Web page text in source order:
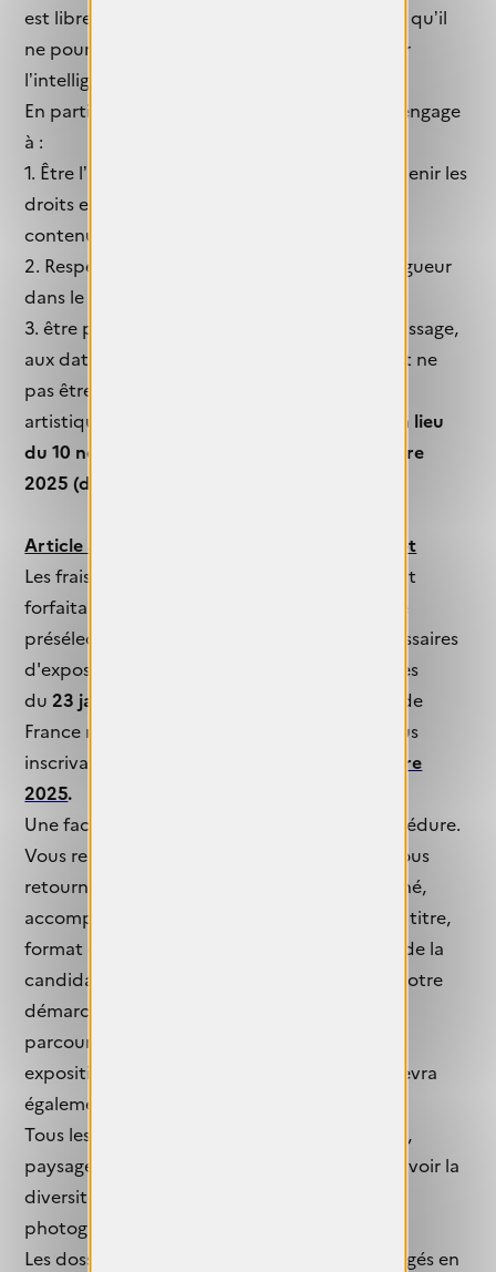
est libre. Le terme photographie sous-entend qu’il
ne pourra être proposé des images créées par
l’intelligence artificielle.
En participant à ce concours, la candidate s’engage
à :
1. Être l’auteure des œuvres présentées et détenir les
droits et les autorisations de diffusion sur son
contenu.
2. Respecter toutes les règlementations en vigueur
dans le pays et le lieu de prise de vue.
3. être présente lors de l’accrochage, du vernissage,
aux dates de l’exposition et du décrochage et ne
pas être engagée dans un autre événement
artistique pendant Objectif
FEMMES qui aura lieu
du 10 novembre (accrochage) au 23 novembre
2025 (décrochage).
Article 3 : Inscriptions et date limite de dépôt
Les frais d'inscription sont de 40€, ce montant
forfaitaire comprend les frais de dossier et de
présélection des candidatures par les commissaires
d'exposition. Vos candidatures seront admises
du23 janvier au 22 avril 2025
minuit (heure de
France métropolitaine) et uniquement en vous
inscrivant via cette
Procédure de Candidature
2025.
Une facture vous sera délivrée durant la procédure.
Vous recevrez un dossier de candidature à nous
retourner par e-mail dûment renseigné et signé,
accompagné de dix (10) photographies (avec titre,
format et date de réalisation), faisant l'objet de la
candidature, et d’un texte d’explication sur votre
démarche ainsi que quelques lignes sur votre
parcours (bio) assorties de vos prix et/ou vos
expositions éventuelles. Le portrait chinois devra
également être complété.
Tous les sujets peuvent être proposés, nature,
paysage, portraits, urbex, etc... (Vous pouvez voir la
diversité des thématiques présentées par les
photographes sélectionnées depuis 2016
Les dossiers de candidature doivent être rédigés en